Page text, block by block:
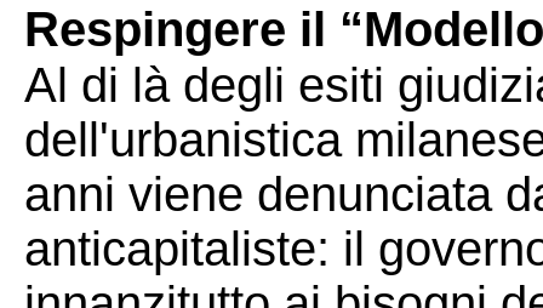
Respingere il
Al di là degli esiti
dell'urbanistica
anni viene denunciata
anticapitaliste: il